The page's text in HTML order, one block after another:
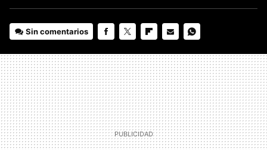
Sin comentarios
MAIL